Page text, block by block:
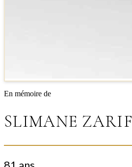
En mémoire de
SLIMANE ZARIF